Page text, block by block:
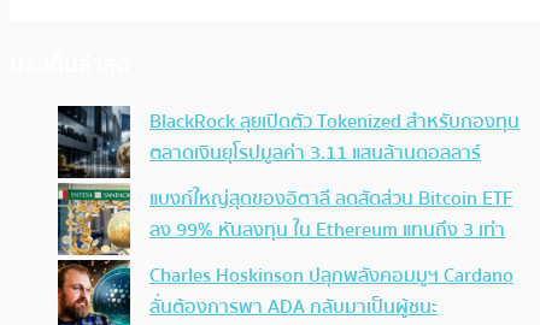
BlackRock ลุยเปิดตัว Tokenized สำหรับกองทุน
ตลาดเงินยุโรปมูลค่า 3.11 แสนล้านดอลลาร์
แบงก์ใหญ่สุดของอิตาลี ลดสัดส่วน Bitcoin ETF
ลง 99% หันลงทุน ใน Ethereum แทนถึง 3 เท่า
Charles Hoskinson ปลุกพลังคอมมูฯ Cardano
ลั่นต้องการพา ADA กลับมาเป็นผู้ชนะ